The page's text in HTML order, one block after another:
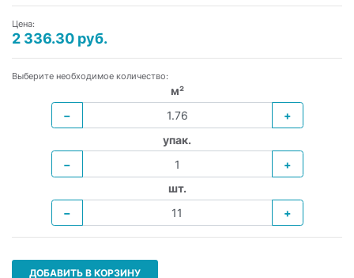
Цена:
2 336.30 руб.
Выберите необходимое количество:
м²
−
+
упак.
−
+
шт.
−
+
ДОБАВИТЬ В КОРЗИНУ